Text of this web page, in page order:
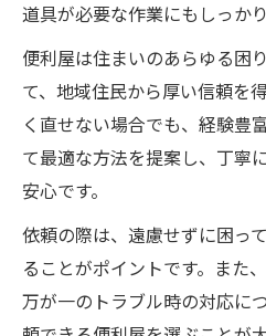
道具が必要な作業にもしっか
便利屋は住まいのあらゆる困
て、地域住民から厚い信頼を
く直せない場合でも、経験豊
て最適な方法を提案し、丁寧
安心です。
依頼の際は、遠慮せずに困っ
ることがポイントです。また
万が一のトラブル時の対応に